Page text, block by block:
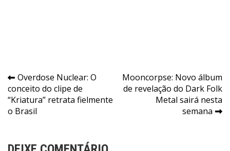
Navegação
de
Post
Overdose Nuclear: O
conceito do clipe de
“Kriatura” retrata fielmente
o Brasil
Mooncorpse: Novo álbum
de revelação do Dark Folk
Metal sairá nesta
semana